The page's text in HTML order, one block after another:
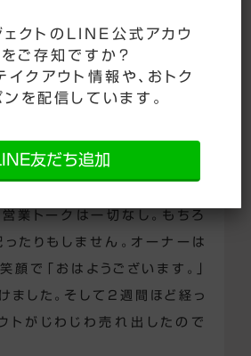
せめて自分だけでも明るく元
声掛けをするようにしました。
業トークは一切なし。もちろ
たりもしません。オーナーは
で「おはようございます。」
ました。そして2週間ほど経っ
トがじわじわ売れ出したので
ェクトのLINE公式アカウ
をご存知ですか？
クアウト情報や、おトク
を配信しています。
LINE友だち追加